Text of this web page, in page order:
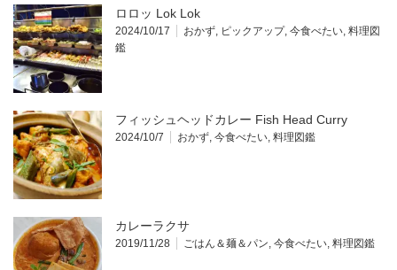
ロロッ Lok Lok
2024/10/17 おかず ピックアップ, 今食べたい 料理図
鑑
フィッシュヘッドカレー Fish Head Curry
2024/10/7 おかず 今食べたい 料理図鑑
カレーラクサ
2019/11/28 ごはん＆麺＆パン 今食べたい 料理図鑑